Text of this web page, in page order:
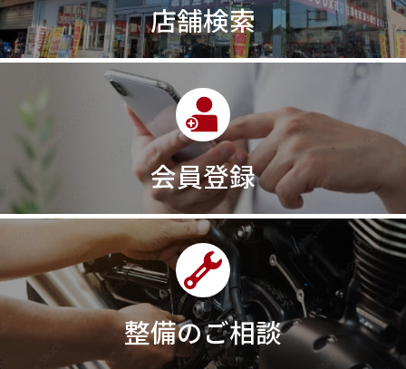
店舗検索
会員登録
整備のご相談